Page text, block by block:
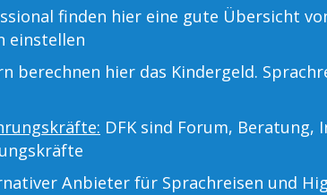
finden hier eine gute Übersicht
einstellen
berechnen hier das Kindergeld.
DFK sind Forum, Beratung,
Anbieter für Sprachreisen und